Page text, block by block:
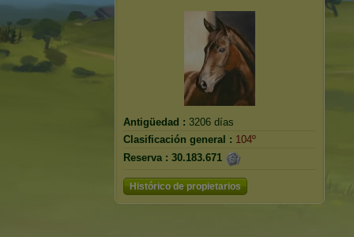
Antigüedad : 3206 días
Clasificación general : 104º
Reserva : 30.183.671
Histórico de propietarios